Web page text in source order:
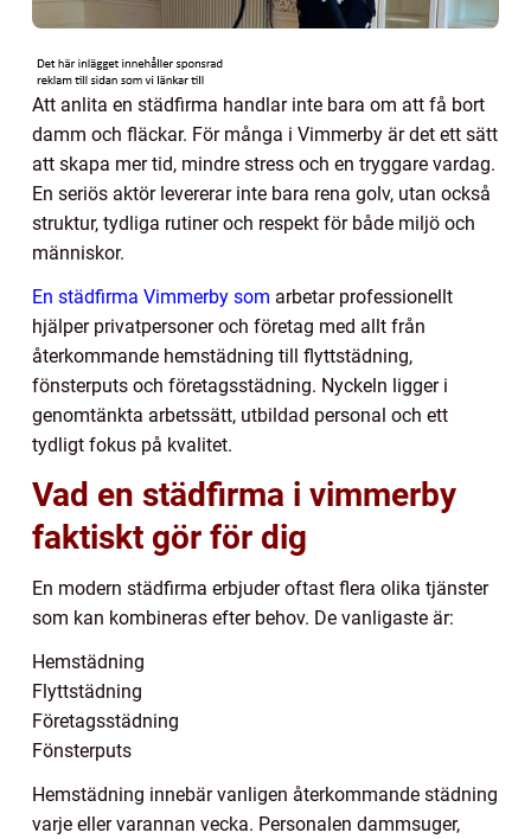
Att anlita en städfirma handlar inte bara om att få bort
damm och fläckar. För många i Vimmerby är det ett sätt
att skapa mer tid, mindre stress och en tryggare vardag.
En seriös aktör levererar inte bara rena golv, utan också
struktur, tydliga rutiner och respekt för både miljö och
människor.
En städfirma Vimmerby som arbetar professionellt
hjälper privatpersoner och företag med allt från
återkommande hemstädning till flyttstädning,
fönsterputs och företagsstädning. Nyckeln ligger i
genomtänkta arbetssätt, utbildad personal och ett
tydligt fokus på kvalitet.
Vad en städfirma i vimmerby
faktiskt gör för dig
En modern städfirma erbjuder oftast flera olika tjänster
som kan kombineras efter behov. De vanligaste är:
Hemstädning
Flyttstädning
Företagsstädning
Fönsterputs
Hemstädning innebär vanligen återkommande städning
varje eller varannan vecka. Personalen dammsuger,